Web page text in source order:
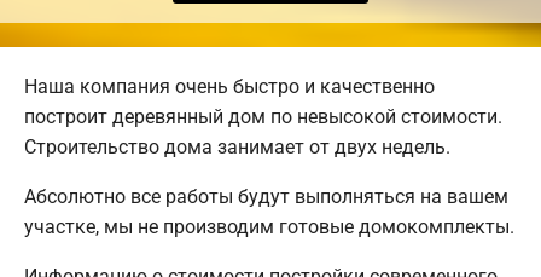
Наша компания очень быстро и качественно
построит деревянный дом по невысокой стоимости.
Строительство дома занимает от двух недель.
Абсолютно все работы будут выполняться на вашем
участке, мы не производим готовые домокомплекты.